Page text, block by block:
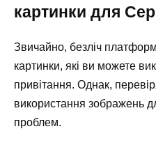
картинки для
Звичайно, безліч
картинки, які ви можете
привітання. Однак,
використання зображень
проблем.